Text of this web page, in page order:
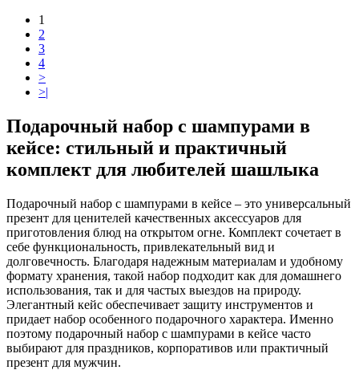
1
2
3
4
>
>|
Подарочный набор с шампурами в
кейсе: стильный и практичный
комплект для любителей шашлыка
Подарочный набор с шампурами в кейсе – это универсальный
презент для ценителей качественных аксессуаров для
приготовления блюд на открытом огне. Комплект сочетает в
себе функциональность, привлекательный вид и
долговечность. Благодаря надежным материалам и удобному
формату хранения, такой набор подходит как для домашнего
использования, так и для частых выездов на природу.
Элегантный кейс обеспечивает защиту инструментов и
придает набор особенного подарочного характера. Именно
поэтому подарочный набор с шампурами в кейсе часто
выбирают для праздников, корпоративов или практичный
презент для мужчин.